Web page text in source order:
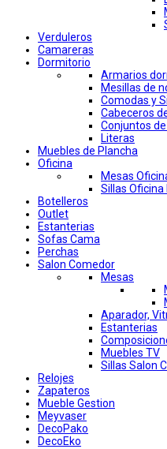
Verduleros
Camareras
Dormitorio
Armarios
Mesillas de
Comodas y
Cabeceros
Conjuntos
Literas
Muebles de Plancha
Oficina
Mesas
Sillas Oficina
Botelleros
Outlet
Estanterias
Sofas Cama
Perchas
Salon Comedor
Mesas
Aparador,
Estanterias
Muebles TV
Sillas Salon
Relojes
Zapateros
Mueble Gestion
Meyvaser
DecoPako
DecoEko